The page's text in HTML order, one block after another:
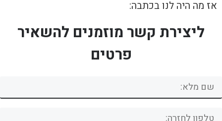
אז מה היה לנו בכתבה:
ליצירת קשר מוזמנים להשאיר
פרטים